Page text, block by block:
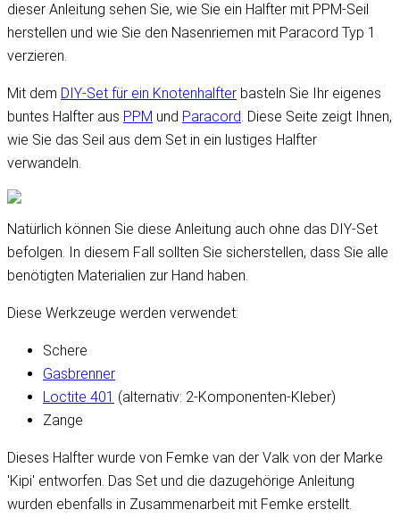
dieser Anleitung sehen Sie, wie Sie ein Halfter mit PPM-Seil
herstellen und wie Sie den Nasenriemen mit Paracord Typ 1
verzieren.
Mit dem DIY-Set für ein Knotenhalfter basteln Sie Ihr eigenes
buntes Halfter aus PPM und Paracord. Diese Seite zeigt Ihnen,
wie Sie das Seil aus dem Set in ein lustiges Halfter
verwandeln.
Natürlich können Sie diese Anleitung auch ohne das DIY-Set
befolgen. In diesem Fall sollten Sie sicherstellen, dass Sie alle
benötigten Materialien zur Hand haben.
Diese Werkzeuge werden verwendet:
Schere
Gasbrenner
Loctite 401 (alternativ: 2-Komponenten-Kleber)
Zange
Dieses Halfter wurde von Femke van der Valk von der Marke
'Kipi' entworfen. Das Set und die dazugehörige Anleitung
wurden ebenfalls in Zusammenarbeit mit Femke erstellt.